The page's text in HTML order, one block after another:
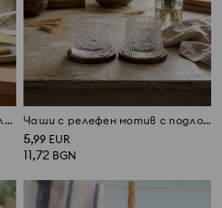
Релефни стъклени чаши комплект от 2 Чаши с релефен мотив с подложки 2 pack
5,99 EUR
11,72 BGN